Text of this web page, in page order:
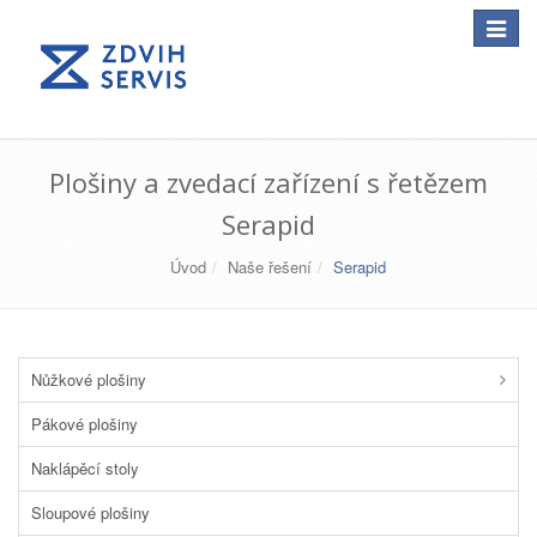
Toggle
Plošiny a zvedací zařízení s řetězem
Serapid
Úvod Naše řešení Serapid
Nůžkové plošiny
Pákové plošiny
Naklápěcí stoly
Sloupové plošiny